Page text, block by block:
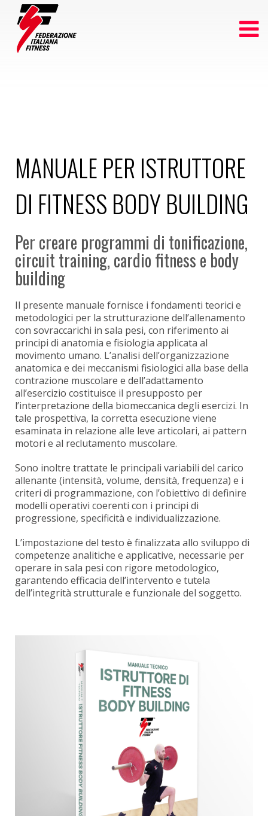
MANUALE PER ISTRUTTORE
DI FITNESS BODY BUILDING
Per creare programmi di tonificazione,
circuit training, cardio fitness e body
building
Il presente manuale fornisce i fondamenti teorici e
metodologici per la strutturazione dell’allenamento
con sovraccarichi in sala pesi, con riferimento ai
principi di anatomia e fisiologia applicata al
movimento umano. L’analisi dell’organizzazione
anatomica e dei meccanismi fisiologici alla base della
contrazione muscolare e dell’adattamento
all’esercizio costituisce il presupposto per
l’interpretazione della biomeccanica degli esercizi. In
tale prospettiva, la corretta esecuzione viene
esaminata in relazione alle leve articolari, ai pattern
motori e al reclutamento muscolare.
Sono inoltre trattate le principali variabili del carico
allenante (intensità, volume, densità, frequenza) e i
criteri di programmazione, con l’obiettivo di definire
modelli operativi coerenti con i principi di
progressione, specificità e individualizzazione.
L’impostazione del testo è finalizzata allo sviluppo di
competenze analitiche e applicative, necessarie per
operare in sala pesi con rigore metodologico,
garantendo efficacia dell’intervento e tutela
dell’integrità strutturale e funzionale del soggetto.